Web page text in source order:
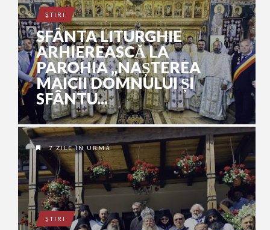
ŞTIRI
SFÂNTA LITURGHIE
ARHIEREASCĂ LA
PAROHIA „NAȘTEREA
MAICII DOMNULUI ȘI
SFÂNTU...
7 ZILE ÎN URMĂ
ŞTIRI